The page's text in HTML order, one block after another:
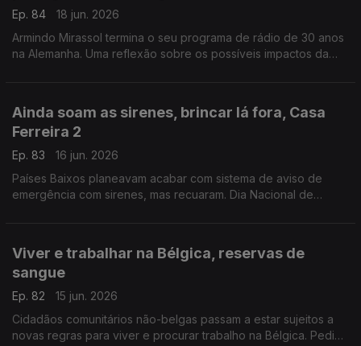
Ep. 84
18 jun. 2026
Armindo Mirassol termina o seu programa de rádio de 30 anos
na Alemanha. Uma reflexão sobre os possíveis impactos da
Ainda soam as sirenes, brincar lá fora, Casa
Ferreira 2
Ep. 83
16 jun. 2026
Países Baixos planeavam acabar com sistema de aviso de
emergência com sirenes, mas recuaram. Dia Nacional de
Viver e trabalhar na Bélgica, reservas de
sangue
Ep. 82
15 jun. 2026
Cidadãos comunitários não-belgas passam a estar sujeitos a
novas regras para viver e procurar trabalho na Bélgica. Pedido